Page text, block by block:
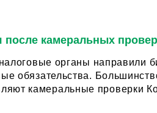
камеральных
органы направили
обязательства.